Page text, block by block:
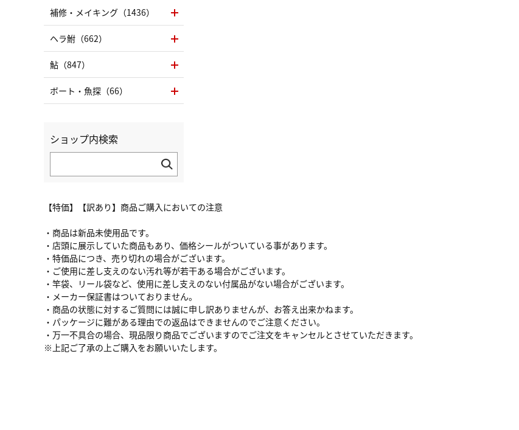
【特価】【訳あり】商品ご購入においての注意
・商品は新品未使用品です。
・店頭に展示していた商品もあり、価格シールがついている事があります。
・特価品につき、売り切れの場合がございます。
・ご使用に差し支えのない汚れ等が若干ある場合がございます。
・竿袋、リール袋など、使用に差し支えのない付属品がない場合がございます。
・メーカー保証書はついておりません。
・商品の状態に対するご質問には誠に申し訳ありませんが、お答え出来かねます。
・パッケージに難がある理由での返品はできませんのでご注意ください。
・万一不具合の場合、現品限り商品でございますのでご注文をキャンセルとさせていただきます。
※上記ご了承の上ご購入をお願いいたします。
補修・メイキング（1436）
ヘラ鮒（662）
鮎（847）
ボート・魚探（66）
ショップ内検索